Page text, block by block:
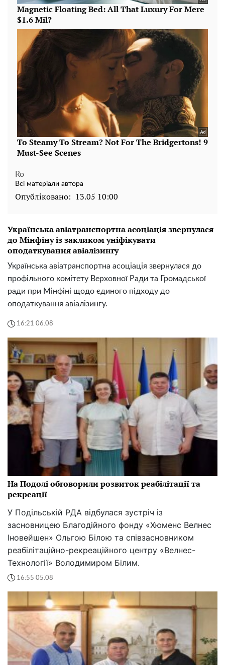
Ro
Всі матеріали автора
Опубліковано: 13.05 10:00
Українська авіатранспортна асоціація звернулася
до Мінфіну із закликом уніфікувати
оподаткування авіалізингу
Українська авіатранспортна асоціація звернулася до
профільного комітету Верховної Ради та Громадської
ради при Мінфіні щодо єдиного підходу до
оподаткування авіалізингу.
16:21 06.08
На Подолі обговорили розвиток реабілітації та
рекреації
У Подільській РДА відбулася зустріч із
засновницею Благодійного фонду «Хюменс Велнес
Іновейшен» Ольгою Білою та співзасновником
реабілітаційно-рекреаційного центру «Велнес-
Технології» Володимиром Білим.
16:55 05.08